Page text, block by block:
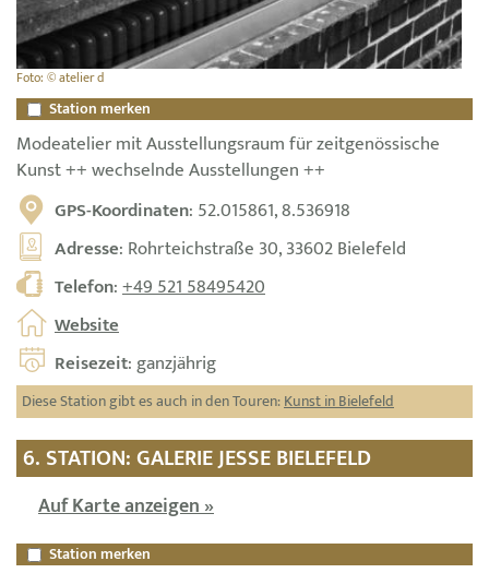
Foto: © atelier d
Station merken
Modeatelier mit Ausstellungsraum für zeitgenössische
Kunst ++ wechselnde Ausstellungen ++
GPS-Koordinaten: 52.015861, 8.536918
Adresse: Rohrteichstraße 30, 33602 Bielefeld
Telefon:+49 521 58495420
Website
Reisezeit: ganzjährig
Diese Station gibt es auch in den Touren:Kunst in Bielefeld
6. STATION: GALERIE JESSE BIELEFELD
Auf Karte anzeigen »
Station merken